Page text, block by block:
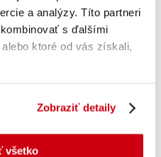
a analýzy. Títo partneri
s ďalšími
ktoré od vás získali,
Zobraziť detaily
všetko